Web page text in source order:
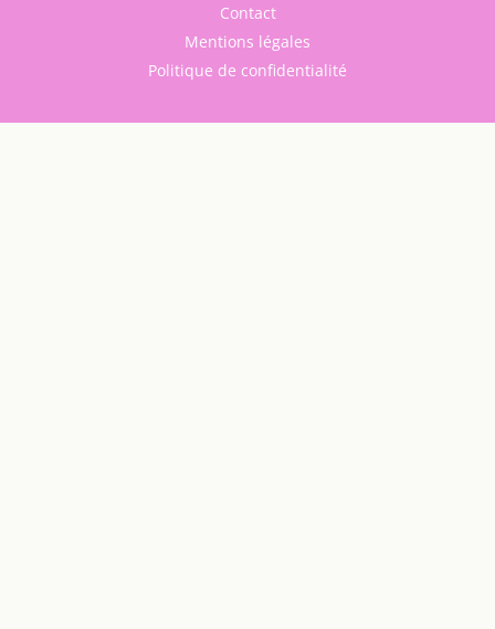
Contact
Mentions légales
Politique de confidentialité